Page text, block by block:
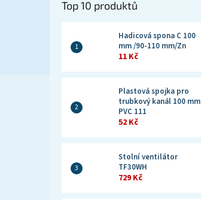
Top 10 produktů
Hadicová spona C 100
mm /90-110 mm/Zn
11 Kč
Plastová spojka pro
trubkový kanál 100 mm
PVC 111
52 Kč
Stolní ventilátor
TF30WH
729 Kč